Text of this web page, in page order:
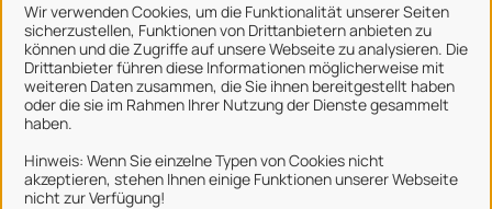
Wir verwenden Cookies, um die Funktionalität unserer Seiten
sicherzustellen, Funktionen von Drittanbietern anbieten zu
können und die Zugriffe auf unsere Webseite zu analysieren. Die
Drittanbieter führen diese Informationen möglicherweise mit
weiteren Daten zusammen, die Sie ihnen bereitgestellt haben
oder die sie im Rahmen Ihrer Nutzung der Dienste gesammelt
haben.
Hinweis: Wenn Sie einzelne Typen von Cookies nicht
akzeptieren, stehen Ihnen einige Funktionen unserer Webseite
nicht zur Verfügung!
Stadt Osnabrück
Alle Rechte vorbehalten
Über uns